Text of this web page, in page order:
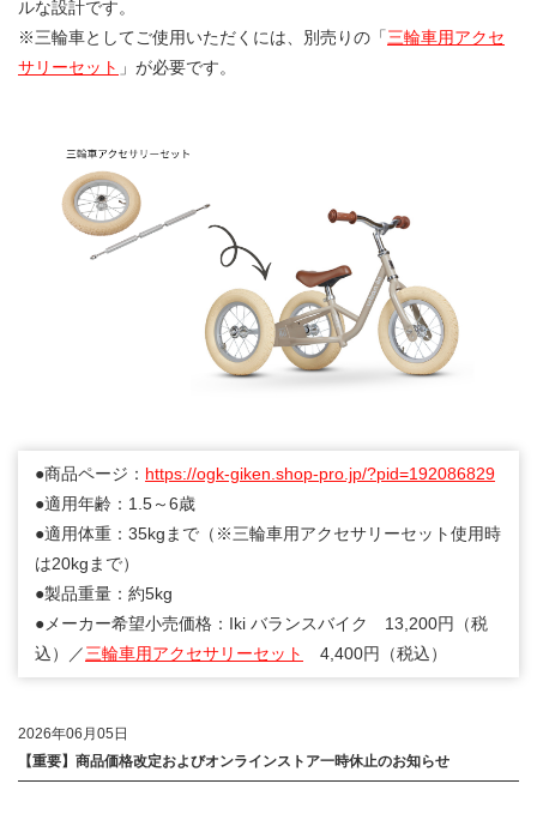
ルな設計です。
※三輪車としてご使用いただくには、別売りの「三輪車用アクセ
サリーセット 」が必要です。
●商品ページ： https://ogk-giken.shop-pro.jp/?pid=192086829
●適用年齢：1.5～6歳
●適用体重：35kgまで（※三輪車用アクセサリーセット使用時
は20kgまで）
●製品重量：約5kg
●メーカー希望小売価格：Iki バランスバイク 13,200円（税
込）／三輪車用アクセサリーセット 4,400円（税込）
2026年06月05日
【重要】商品価格改定およびオンラインストア一時休止のお知らせ